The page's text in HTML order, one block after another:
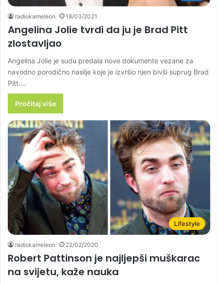
radiokameleon 18/03/2021
Angelina Jolie tvrdi da ju je Brad Pitt
zlostavljao
Angelina Jolie je sudu predala nove dokumente vezane za
navodno porodično nasilje koje je izvršio njen bivši suprug Brad
Pitt.…
Pročitaj više
Lifestyle
radiokameleon 22/02/2020
Robert Pattinson je najljepši muškarac
na svijetu, kaže nauka